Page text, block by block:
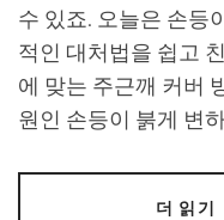
수 있죠. 오늘은 손등
적인 대처법을 쉽고
에 맞는 주근깨 커버
원인 손등이 붉게 변
더 읽기